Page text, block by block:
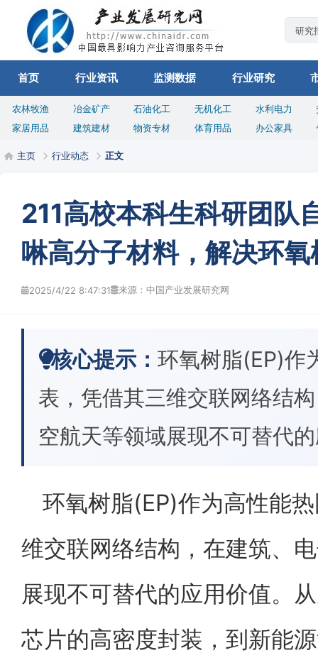
首页 行业资讯 监测数据 行业研究
农林牧渔 冶金矿产 石油化工 无机化工 水利电力
家居用品
建筑建材 物资专材 体育用品 办公家具
主页 行业动态 正文
211高校本科生科研团队
啉高分子材料，解决环
2025/4/22 8:47:31 来源：中国产业发展研究网
核心提示： 环氧树脂(EP)作
表，凭借其三维交联网络结
空航天等领域展现不可替代
环氧树脂(EP)作为高性能
维交联网络结构，在建筑、
展现不可替代的应用价值。
芯片的高密度封装，到新能